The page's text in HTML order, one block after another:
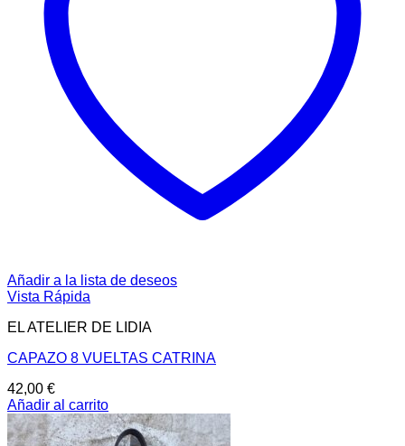
Añadir a la lista de deseos
Vista Rápida
EL ATELIER DE LIDIA
CAPAZO 8 VUELTAS CATRINA
42,00 €
Añadir al carrito